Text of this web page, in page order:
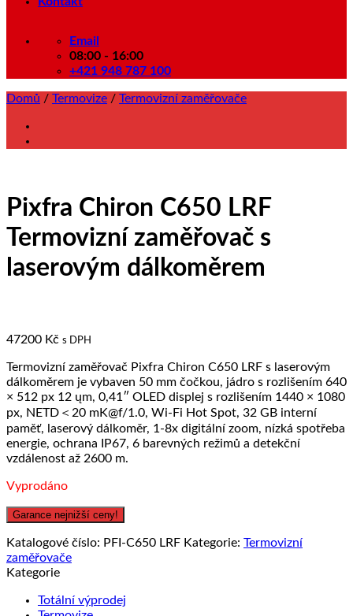
Email
08:00 - 16:00
+421 948 787 100
Domů / Termovize / Termovizní zaměřovače
Pixfra Chiron C650 LRF
Termovizní zaměřovač s
laserovým dálkoměrem
47200 Kč s DPH
Termovizní zaměřovač Pixfra Chiron C650 LRF s laserovým
dálkoměrem je vybaven 50 mm čočkou, jádro s rozlišením 640
× 512 px 12 ųm, 0,41″ OLED displej s rozlišením 1440 × 1080
px, NETD＜20 mK@f/1.0, Wi-Fi Hot Spot, 32 GB interní
paměť, laserový dálkoměr, 1-8x digitální zoom, nízká spotřeba
energie, ochrana IP67, 6 barevných režimů a detekční
vzdálenost až 2600 m.
Vyprodáno
Garance nejnižší ceny!
Katalogové číslo: PFI-C650 LRF Kategorie: Termovizní
zaměřovače
Kategorie
Totální výprodej